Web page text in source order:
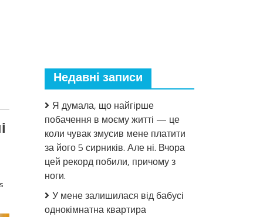
Недавні записи
Я думала, що найгірше
побачення в моєму житті — це
коли чувак змусив мене платити
за його 5 сирників. Але ні. Вчора
цей рекорд побили, причому з
ноги.
У мене залишилася від бабусі
однокімнатна квартира